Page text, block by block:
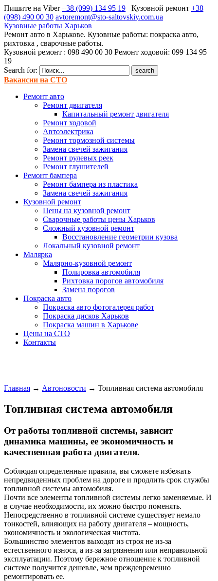
Пишите на Viber+38 (099) 134 95 19 Кузовной ремонт +38
(098) 490 00 30 avtoremont@sto-saltovskiy.com.ua
Кузовные работы Харьков
Ремонт авто в Харькове. Кузовные работы: покраска авто,
рихтовка , сварочные работы.
Кузовной ремонт : 098 490 00 30 Ремонт ходовой: 099 134 95
19
Search for:
Вакансии на СТО
Ремонт авто
Ремонт двигателя
Капитальный ремонт двигателя
Ремонт ходовой
Автоэлектрика
Ремонт тормозной системы
Замена свечей зажигания
Ремонт рулевых реек
Ремонт глушителей
Ремонт бампера
Ремонт бампера из пластика
Замена свечей зажигания
Кузовной ремонт
Цены на кузовной ремонт
Сварочные работы цены Харьков
Сложный кузовной ремонт
Восстановление геометрии кузова
Локальный кузовной ремонт
Малярка
Малярно-кузовной ремонт
Полировка автомобиля
Рихтовка порогов автомобиля
Замена порогов
Покраска авто
Покраска авто фотогалерея работ
Покраска дисков Харьков
Покраска машин в Харькове
Цены на СТО
Контакты
Главная → Автоновости → Топливная система автомобиля
Топливная система автомобиля
От работы топливной системы, зависит
динамика машины, ее экономичность и
качественная работа двигателя.
Соблюдая определенные правила, вы сможете избежать
непредвиденных проблем на дороге и продлить срок службы
топливной системы автомобиля.
Почти все элементы топливной системы легко заменяемые. И
в случае необходимости, их можно быстро поменять.
Непосредственно в топливной системе существует немало
тонкостей, влияющих на работу двигателя – мощность,
экономичность и экологическая чистота.
Большинство элементов выходят из строя не из-за
естественного износа, а из-за загрязнения или неправильной
эксплуатации. Поэтому бережное отношение к топливной
системе получится дешевле, чем преждевременно
ремонтировать ее.